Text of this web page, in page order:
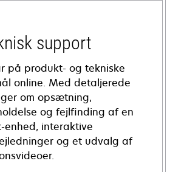
support
på produkt- og tekniske
online. Med detaljerede
om opsætning,
og fejlfinding af en
enhed, interaktive
og et udvalg af